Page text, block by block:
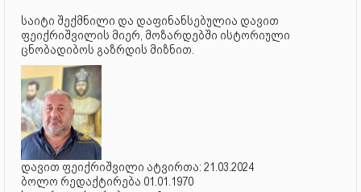
საიტი შექმნილი და დაფინანსებულია დავით
ფეიქრიშვილის მიერ, მოზარდებში ისტორიული
ცნობადიბოს გაზრდის მიზნით.
დავით ფეიქრიშვილი ატვირთა: 21.03.2024
ბოლო რედაქტირება 01.01.1970